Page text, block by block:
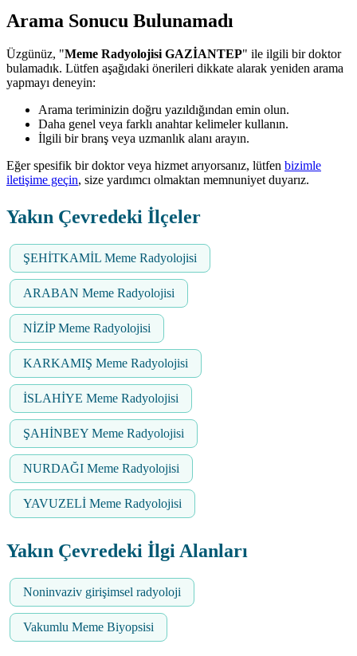
Arama Sonucu Bulunamadı
Üzgünüz, "Meme Radyolojisi GAZİANTEP" ile ilgili bir doktor
bulamadık. Lütfen aşağıdaki önerileri dikkate alarak yeniden arama
yapmayı deneyin:
Arama teriminizin doğru yazıldığından emin olun.
Daha genel veya farklı anahtar kelimeler kullanın.
İlgili bir branş veya uzmanlık alanı arayın.
Eğer spesifik bir doktor veya hizmet arıyorsanız, lütfen bizimle
iletişime geçin, size yardımcı olmaktan memnuniyet duyarız.
Yakın Çevredeki İlçeler
ŞEHİTKAMİL Meme Radyolojisi
ARABAN Meme Radyolojisi
NİZİP Meme Radyolojisi
KARKAMIŞ Meme Radyolojisi
İSLAHİYE Meme Radyolojisi
ŞAHİNBEY Meme Radyolojisi
NURDAĞI Meme Radyolojisi
YAVUZELİ Meme Radyolojisi
Yakın Çevredeki İlgi Alanları
Noninvaziv girişimsel radyoloji
Vakumlu Meme Biyopsisi